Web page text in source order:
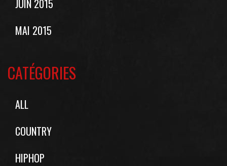
JUIN 2015
MAI 2015
CATÉGORIES
ALL
COUNTRY
HIPHOP